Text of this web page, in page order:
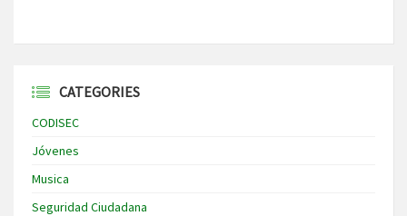
CATEGORIES
CODISEC
Jóvenes
Musica
Seguridad Ciudadana